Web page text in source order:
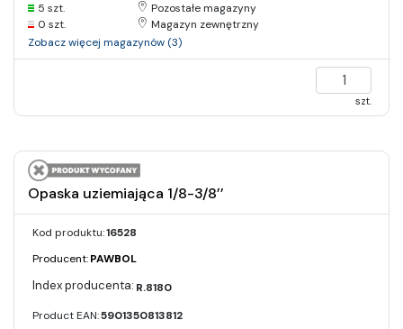
5 szt.
Pozostałe magazyny
0 szt.
Magazyn zewnętrzny
Zobacz więcej magazynów (3)
szt.
Opaska uziemiająca 1/8-3/8’’
Kod produktu:16528
Producent:PAWBOL
R.8180
Product EAN:5901350813812